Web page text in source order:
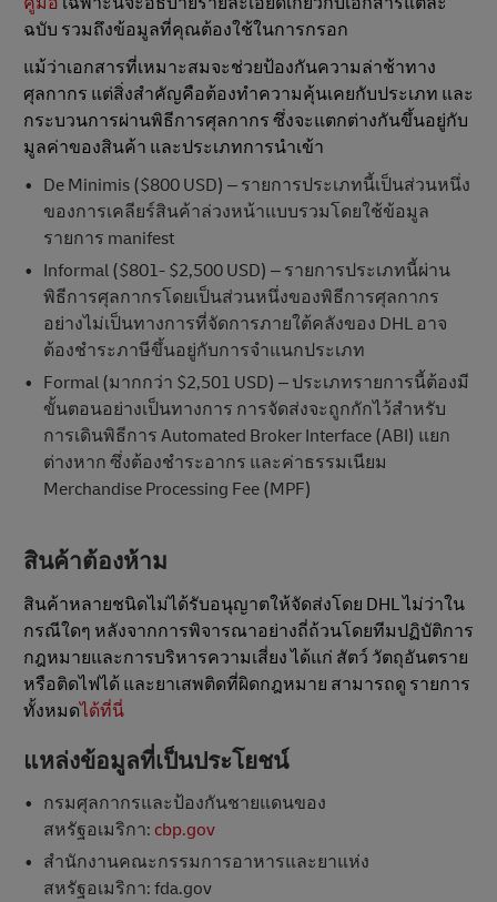
ฉบับ รวมถึงข้อมูลที่คุณต้องใช้ในการกรอก
แม้ว่าเอกสารที่เหมาะสมจะช่วยป้องกันความล่าช้าทาง
ศุลกากร แต่สิ่งสําคัญคือต้องทําความคุ้นเคยกับประเภท และ
กระบวนการผ่านพิธีการศุลกากร ซึ่งจะแตกต่างกันขึ้นอยู่กับ
มูลค่าของสินค้า และประเภทการนำเข้า
De Minimis ($800 USD) – รายการประเภทนี้เป็นส่วนหนึ่ง
ของการเคลียร์สินค้าล่วงหน้าแบบรวมโดยใช้ข้อมูล
รายการ manifest
Informal ($801- $2,500 USD) – รายการประเภทนี้ผ่าน
พิธีการศุลกากรโดยเป็นส่วนหนึ่งของพิธีการศุลกากร
อย่างไม่เป็นทางการที่จัดการภายใต้คลังของ DHL อาจ
ต้องชําระภาษีขึ้นอยู่กับการจําแนกประเภท
Formal (มากกว่า $2,501 USD) – ประเภทรายการนี้ต้องมี
ขั้นตอนอย่างเป็นทางการ การจัดส่งจะถูกกักไว้สําหรับ
การเดินพิธีการ Automated Broker Interface (ABI) แยก
ต่างหาก ซึ่งต้องชําระอากร และค่าธรรมเนียม
Merchandise Processing Fee (MPF)
สินค้าต้องห้าม
สินค้าหลายชนิดไม่ได้รับอนุญาตให้จัดส่งโดย DHL ไม่ว่าใน
กรณีใดๆ หลังจากการพิจารณาอย่างถี่ถ้วนโดยทีมปฏิบัติการ
กฎหมายและการบริหารความเสี่ยง ได้แก่ สัตว์ วัตถุอันตราย
หรือติดไฟได้ และยาเสพติดที่ผิดกฎหมาย สามารถดู รายการ
ทั้งหมดได้ที่นี่
แหล่งข้อมูลที่เป็นประโยชน์
กรมศุลกากรและป้องกันชายแดนของ
สหรัฐอเมริกา: cbp.gov
สํานักงานคณะกรรมการอาหารและยาแห่ง
สหรัฐอเมริกา: fda.gov